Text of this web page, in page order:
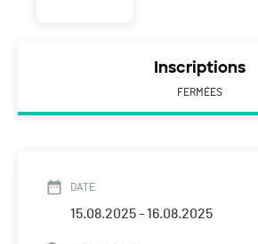
Inscriptions
FERMÉES
DATE
15.08.2025 - 16.08.2025